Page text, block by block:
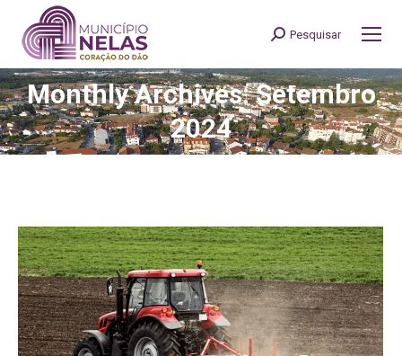
Search:
Pesquisar
Monthly Archives: Setembro
2024
You are here: